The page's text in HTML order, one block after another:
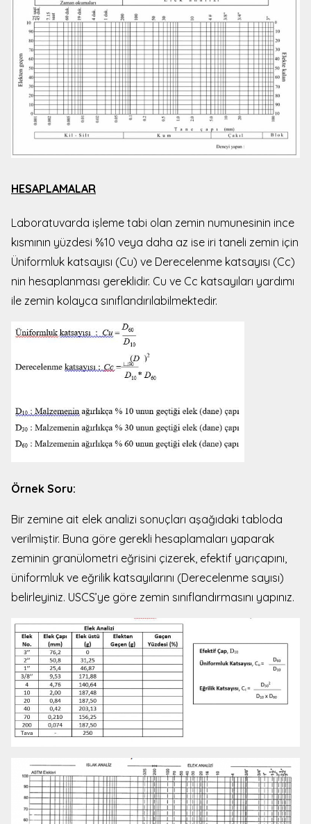
HESAPLAMALAR
Laboratuvarda işleme tabi olan zemin numunesinin ince
kısmının yüzdesi %10 veya daha az ise iri taneli zemin için
Üniformluk katsayısı (Cu) ve Derecelenme katsayısı (Cc)
nin hesaplanması gereklidir. Cu ve Cc katsayıları yardımı
ile zemin kolayca sınıflandırılabilmektedir.
Örnek Soru:
Bir zemine ait elek analizi sonuçları aşağıdaki tabloda
verilmiştir. Buna göre gerekli hesaplamaları yaparak
zeminin granülometri eğrisini çizerek, efektif yarıçapını,
üniformluk ve eğrilik katsayılarını (Derecelenme sayısı)
belirleyiniz. USCS’ye göre zemin sınıflandırmasını yapınız.